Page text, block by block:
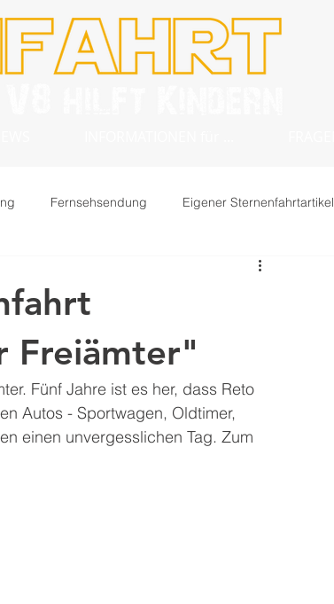
Fernsehsendung Eigener Sternenfahrtartikel
Freiämter"
Fünf Jahre ist es her, dass Reto
Autos - Sportwagen, Oldtimer,
einen unvergesslichen Tag. Zum